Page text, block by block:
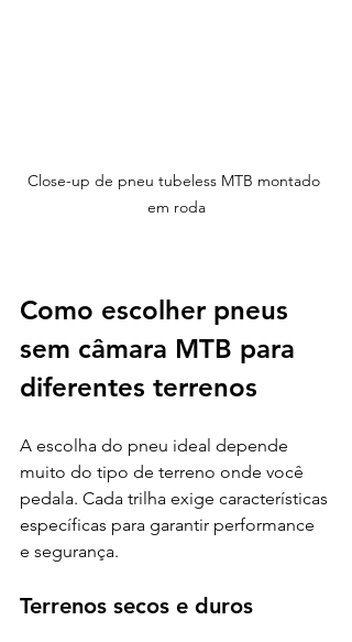
Close-up de pneu tubeless MTB montado
em roda
Como escolher pneus
sem câmara MTB para
diferentes terrenos
A escolha do pneu ideal depende
muito do tipo de terreno onde você
pedala. Cada trilha exige características
específicas para garantir performance
e segurança.
Terrenos secos e duros